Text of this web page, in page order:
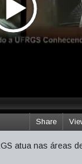
Share
atua nas áreas